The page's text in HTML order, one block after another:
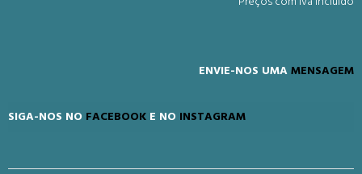
ENVIE-NOS UMAMENSAGEM
SIGA-NOS NO FACEBOOK E NO INSTAGRAM